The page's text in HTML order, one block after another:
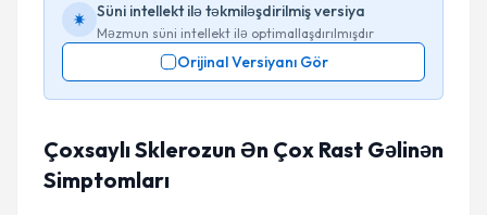
Süni intellekt ilə təkmiləşdirilmiş versiya
Məzmun süni intellekt ilə optimallaşdırılmışdır
Orijinal Versiyanı Gör
Çoxsaylı Sklerozun Ən Çox Rast Gəlinən
Simptomları